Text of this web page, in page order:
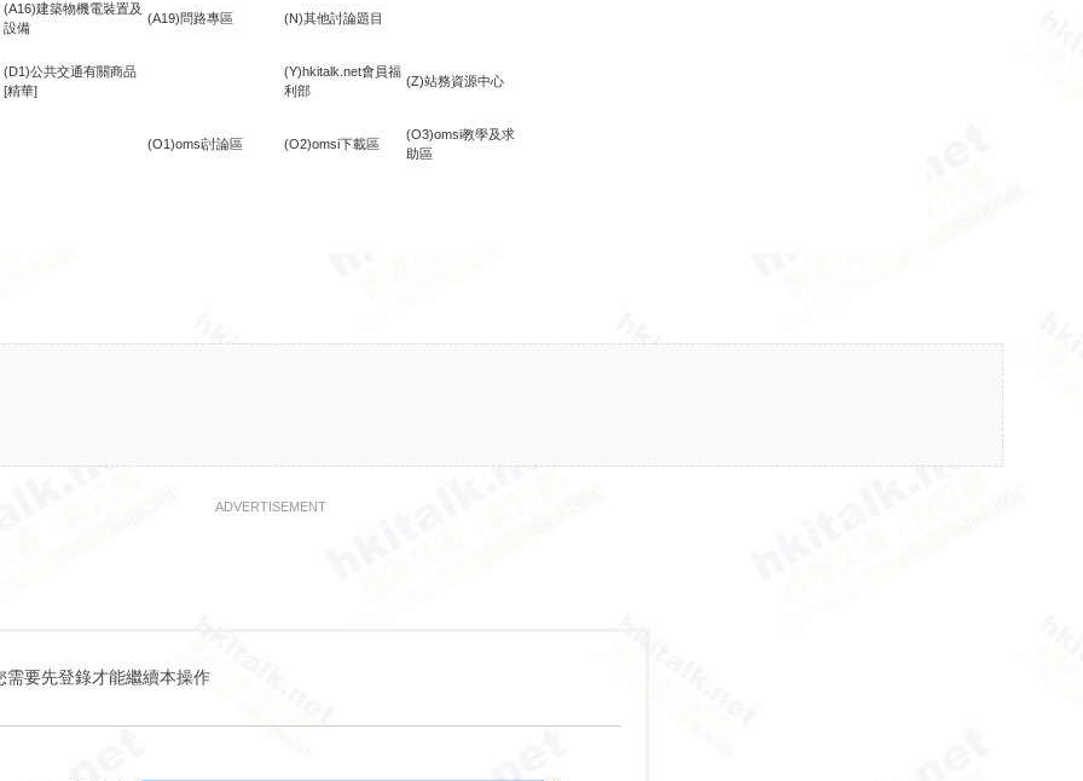
(A16)建築物機電裝置及
設備
(A19)問路專區 (N)其他討論題目
(D1)公共交通有關商品
[精華]
(Y)hkitalk.net會員福
利部
(Z)站務資源中心
(O1)omsi討論區 (O2)omsi下載區
(O3)omsi教學及求
助區
ADVERTISEMENT
需要先登錄才能繼續本操作